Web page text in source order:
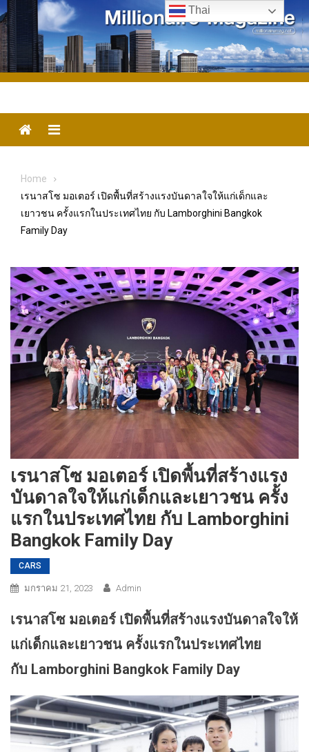
Skip
to
content
Menu
Home
เรนาสโซ มอเตอร์ เปิดพื้นที่สร้างแรงบันดาลใจให้แก่เด็กและ
เยาวชน ครั้งแรกในประเทศไทย กับ Lamborghini Bangkok
Family Day
เรนาสโซ มอเตอร์ เปิดพื้นที่สร้างแรง
บันดาลใจให้แก่เด็กและเยาวชน ครั้ง
แรกในประเทศไทย กับ Lamborghini
Bangkok Family Day
CARS
มกราคม 21, 2023 Admin
เรนาสโซ มอเตอร์ เปิดพื้นที่สร้างแรงบันดาลใจให้
แก่เด็กและเยาวชน ครั้งแรกในประเทศไทย
กับ Lamborghini Bangkok Family Day
Thai